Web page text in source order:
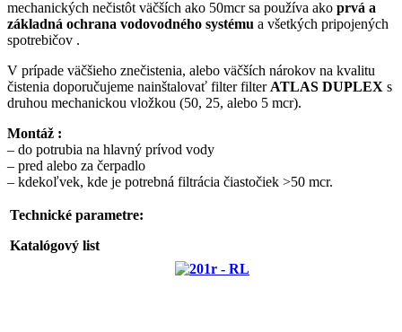
mechanických nečistôt väčších ako 50mcr sa používa ako prvá a
základná ochrana vodovodného systému a všetkých pripojených
spotrebičov .
V prípade väčšieho znečistenia, alebo väčších nárokov na kvalitu
čistenia doporučujeme nainštalovať filter filter ATLAS DUPLEX s
druhou mechanickou vložkou (50, 25, alebo 5 mcr).
Montáž :
– do potrubia na hlavný prívod vody
– pred alebo za čerpadlo
– kdekoľvek, kde je potrebná filtrácia čiastočiek >50 mcr.
Technické parametre:
Katalógový list